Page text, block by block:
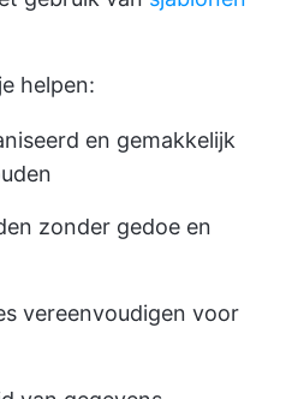
helpen:
en gemakkelijk
zonder gedoe en
vereenvoudigen voor